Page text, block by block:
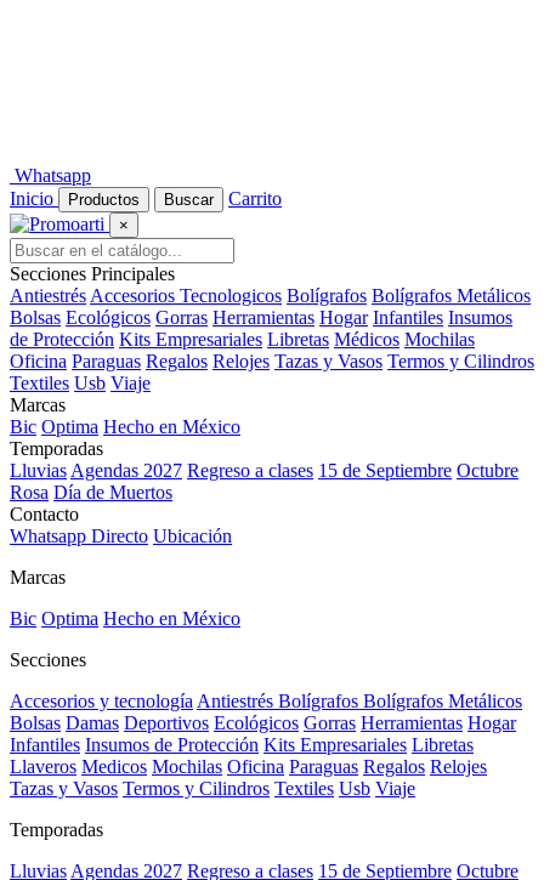
Whatsapp
Inicio
Productos Buscar Carrito
×
Secciones Principales
Antiestrés Accesorios Tecnologicos Bolígrafos Bolígrafos Metálicos
Bolsas Ecológicos Gorras Herramientas Hogar Infantiles Insumos
de Protección Kits Empresariales Libretas Médicos Mochilas
Oficina Paraguas Regalos Relojes Tazas y Vasos Termos y Cilindros
Textiles Usb Viaje
Marcas
Bic Optima Hecho en México
Temporadas
Lluvias Agendas 2027 Regreso a clases 15 de Septiembre Octubre
Rosa Día de Muertos
Contacto
Whatsapp Directo Ubicación
Marcas
Bic Optima Hecho en México
Secciones
Accesorios y tecnología Antiestrés Bolígrafos Bolígrafos Metálicos
Bolsas Damas Deportivos Ecológicos Gorras Herramientas Hogar
Infantiles Insumos de Protección Kits Empresariales Libretas
Llaveros Medicos Mochilas Oficina Paraguas Regalos Relojes
Tazas y Vasos Termos y Cilindros Textiles Usb Viaje
Temporadas
Lluvias Agendas 2027 Regreso a clases 15 de Septiembre Octubre